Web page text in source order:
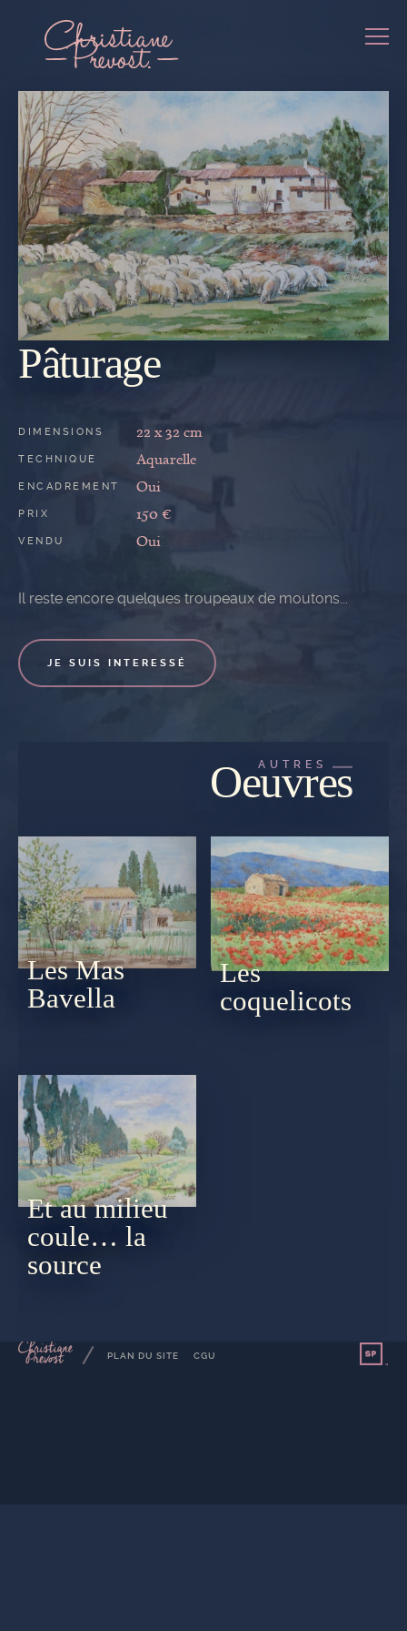
REVENIR
À LA
Pâturage
DIMENSIONS 22 x 32 cm
TECHNIQUE Aquarelle
ENCADREMENT Oui
PRIX 150 €
VENDU Oui
Il reste encore quelques troupeaux de moutons...
JE SUIS INTERESSÉ
AUTRES
Oeuvres
Les Mas
Bavella
Les
coquelicots
Et au milieu
coule… la
source
PLAN DU SITE CGU